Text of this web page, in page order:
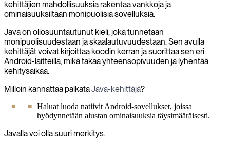
kehittäjien mahdollisuuksia rakentaa vankkoja ja
ominaisuuksiltaan monipuolisia sovelluksia.
Java on oliosuuntautunut kieli, joka tunnetaan
monipuolisuudestaan ja skaalautuvuudestaan. Sen avulla
kehittäjät voivat kirjoittaa koodin kerran ja suorittaa sen eri
Android-laitteilla, mikä takaa yhteensopivuuden ja lyhentää
kehitysaikaa.
Milloin kannattaa palkataJava-kehittäjä?
Haluat luoda natiivit Android-sovellukset, joissa
hyödynnetään alustan ominaisuuksia täysimääräisesti.
Javalla voi olla suuri merkitys.